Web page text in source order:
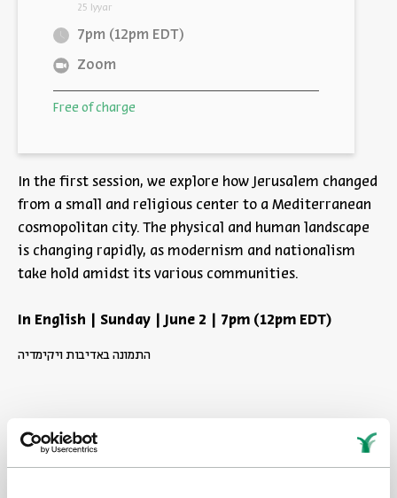
In the first session, we explore how Jerusalem changed
from a small and religious center to a Mediterranean
cosmopolitan city. The physical and human landscape
is changing rapidly, as modernism and nationalism
take hold amidst its various communities.
In English | Sunday | June 2 | 7pm (12pm EDT)
התמונה באדיבות ויקימדיה
25 Iyyar
7pm (12pm EDT)
Zoom
Free of charge